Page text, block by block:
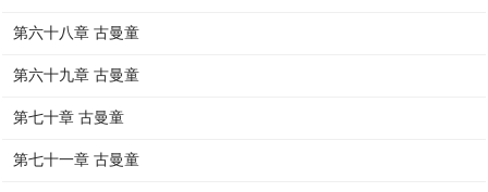
第六十八章 古曼童
第六十九章 古曼童
第七十章 古曼童
第七十一章 古曼童